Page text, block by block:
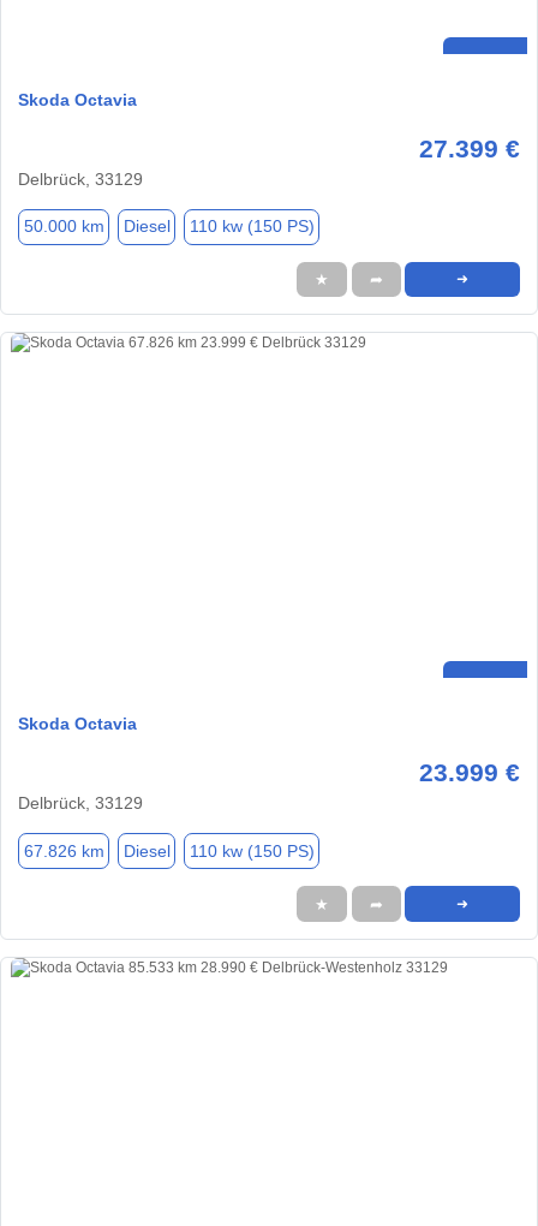
Skoda Octavia
27.399 €
Delbrück, 33129
50.000 km Diesel 110 kw (150 PS)
★ ➦ ➜
Skoda Octavia
23.999 €
Delbrück, 33129
67.826 km Diesel 110 kw (150 PS)
★ ➦ ➜